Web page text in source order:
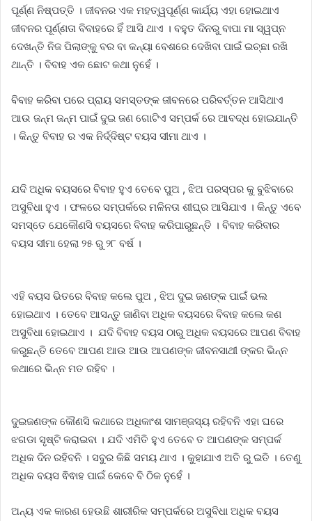
ପୂର୍ଣ୍ଣ ନିଷ୍ପତ୍ତି । ଜୀବନର ଏକ ମହତ୍ୱପୂର୍ଣ୍ଣ କାର୍ଯ୍ୟ ଏହା ହୋଇଥାଏ
ଜୀବନର ପୂର୍ଣ୍ଣତା ବିବାହରେ ହିଁ ଆସି ଥାଏ । ବହୁତ ଦିନରୁ ବାପା ମା ସ୍ୱପ୍ନ
ଦେଖନ୍ତି ନିଜ ପିଲାଙ୍କୁ ବର ବା କନ୍ୟା ବେଶରେ ଦେଖିବା ପାଇଁ ଇଚ୍ଛା ରଖି
ଥାନ୍ତି । ବିବାହ ଏକ ଛୋଟ କଥା ନୁହେଁ ।
ବିବାହ କରିବା ପରେ ପ୍ରାୟ ସମସ୍ତଙ୍କ ଜୀବନରେ ପରିବର୍ତ୍ତନ ଆସିଥାଏ
ଆଉ ଜନ୍ମ ଜନ୍ମ ପାଇଁ ଦୁଇ ଜଣ ଗୋଟିଏ ସମ୍ପର୍କ ରେ ଆବଦ୍ଧ ହୋଇଯାନ୍ତି
। କିନ୍ତୁ ବିବାହ ର ଏକ ନିର୍ଦ୍ଦିଷ୍ଟ ବୟସ ସୀମା ଥାଏ ।
ଯଦି ଅଧିକ ବୟସରେ ବିବାହ ହୁଏ ତେବେ ପୁଅ , ଝିଅ ପରସ୍ପର କୁ ବୁଝିବାରେ
ଅସୁବିଧା ହୁଏ । ଫଳରେ ସମ୍ପର୍କରେ ମଳିନତା ଶୀଘ୍ର ଆସିଯାଏ । କିନ୍ତୁ ଏବେ
ସମସ୍ତେ ଯେକୌଣସି ବୟସରେ ବିବାହ କରିପାରୁଛନ୍ତି । ବିବାହ କରିବାର
ବୟସ ସୀମା ହେଲା ୨୫ ରୁ ୨୮ ବର୍ଷ ।
ଏହି ବୟସ ଭିତରେ ବିବାହ କଲେ ପୁଅ , ଝିଅ ଦୁଇ ଜଣଙ୍କ ପାଇଁ ଭଲ
ହୋଇଥାଏ । ତେବେ ଆସନ୍ତୁ ଜାଣିବା ଅଧିକ ବୟସରେ ବିବାହ କଲେ କଣ
ଅସୁବିଧା ହୋଇଥାଏ । ଯଦି ବିବାହ ବୟସ ଠାରୁ ଅଧିକ ବୟସରେ ଆପଣ ବିବାହ
କରୁଛନ୍ତି ତେବେ ଆପଣ ଆଉ ଆଉ ଆପଣଙ୍କ ଜୀବନସାଥୀ ଙ୍କର ଭିନ୍ନ
କଥାରେ ଭିନ୍ନ ମତ ରହିବ ।
ଦୁଇଜଣଙ୍କ କୌଣସି କଥାରେ ଅଧିକାଂଶ ସାମଞ୍ଜସ୍ୟ ରହିବନି ଏହା ଘରେ
ଝଗଡା ସୃଷ୍ଟି କରାଇବା । ଯଦି ଏମିତି ହୁଏ ତେବେ ତ ଆପଣଙ୍କ ସମ୍ପର୍କ
ଅଧିକ ଦିନ ରହିବନି । ସବୁର କିଛି ସମୟ ଥାଏ । କୁହାଯାଏ ଅତି ରୁ ଇତି । ତେଣୁ
ଅଧିକ ବୟସ ଵିଵାହ ପାଇଁ କେବେ ବି ଠିକ ନୁହେଁ ।
ଅନ୍ୟ ଏକ କାରଣ ହେଉଛି ଶାରୀରିକ ସମ୍ପର୍କରେ ଅସୁବିଧା ଅଧିକ ବୟସ